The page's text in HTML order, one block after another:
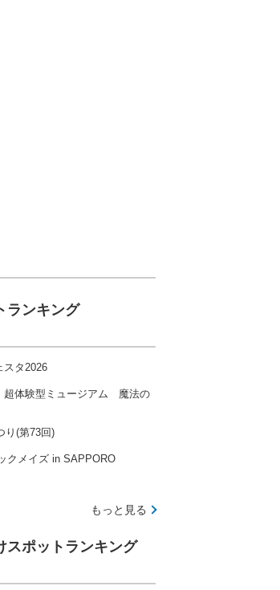
ランキング
スタ2026
超体験型ミュージアム 魔法の
り(第73回)
クメイズ in SAPPORO
もっと見る
スポットランキング